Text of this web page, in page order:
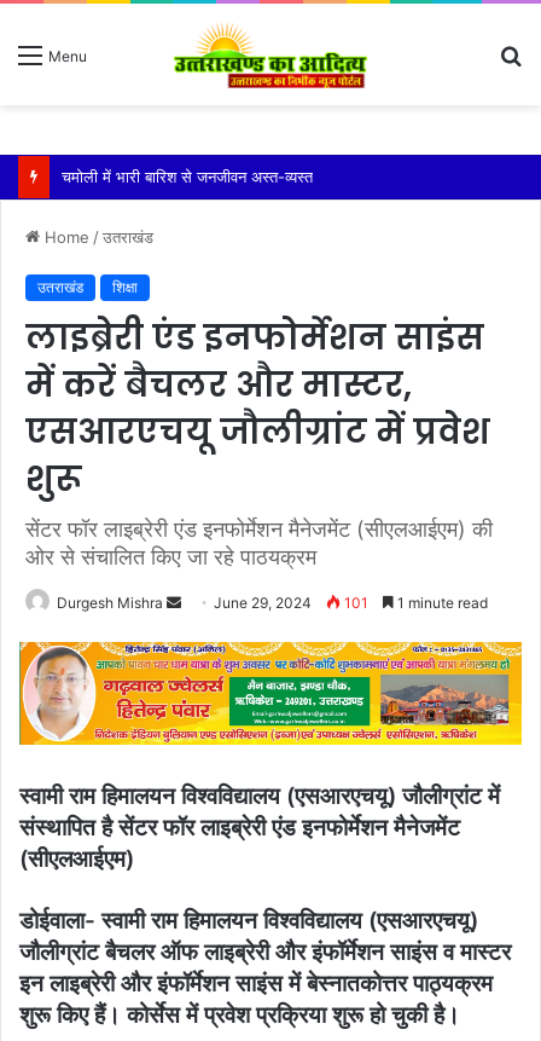
Menu
चमोली में भारी बारिश से जनजीवन अस्त-व्यस्त
Home /उतराखंड
उतराखंड शिक्षा
लाइब्रेरी एंड इनफोर्मेशन साइंस
में करें बैचलर और मास्टर,
एसआरएचयू जौलीग्रांट में प्रवेश
शुरू
सेंटर फॉर लाइब्रेरी एंड इनफोर्मेशन मैनेजमेंट (सीएलआईएम) की
ओर से संचालित किए जा रहे पाठयक्रम
Durgesh Mishra
Send
email
June 29, 2024 101 1 minute read
स्वामी राम हिमालयन विश्वविद्यालय (एसआरएचयू) जौलीग्रांट में
संस्थापित है सेंटर फॉर लाइब्रेरी एंड इनफोर्मेशन मैनेजमेंट
(सीएलआईएम)
डोईवाला- स्वामी राम हिमालयन विश्वविद्यालय (एसआरएचयू)
जौलीग्रांट बैचलर ऑफ लाइब्रेरी और इंफॉर्मेशन साइंस व मास्टर
इन लाइब्रेरी और इंफॉर्मेशन साइंस में बेस्नातकोत्तर पाठ्यक्रम
शुरू किए हैं। कोर्सेस में प्रवेश प्रक्रिया शुरू हो चुकी है।